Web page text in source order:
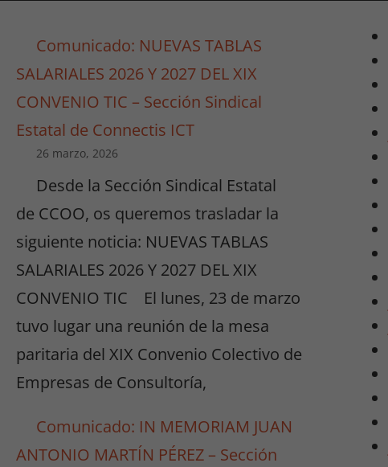
Comunicado: NUEVAS TABLAS
SALARIALES 2026 Y 2027 DEL XIX
CONVENIO TIC – Sección Sindical
Estatal de Connectis ICT
26 marzo, 2026
Desde la Sección Sindical Estatal
de CCOO, os queremos trasladar la
siguiente noticia: NUEVAS TABLAS
SALARIALES 2026 Y 2027 DEL XIX
CONVENIO TIC El lunes, 23 de marzo
tuvo lugar una reunión de la mesa
paritaria del XIX Convenio Colectivo de
Empresas de Consultoría,
Comunicado: IN MEMORIAM JUAN
ANTONIO MARTÍN PÉREZ – Sección